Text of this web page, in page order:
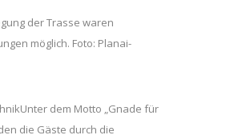
der Trasse waren
möglich. Foto: Planai-
dem Motto „Gnade für
die Gäste durch die